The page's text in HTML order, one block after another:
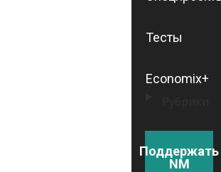
Тесты
Economix+
Поддержать
NM